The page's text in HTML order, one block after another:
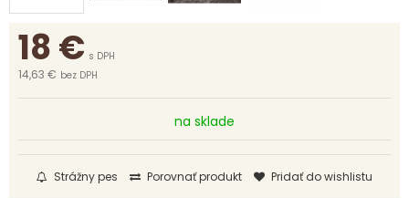
18€ s DPH
14,63 € bez DPH
na sklade
Strážny pes Porovnať produkt Pridať do wishlistu